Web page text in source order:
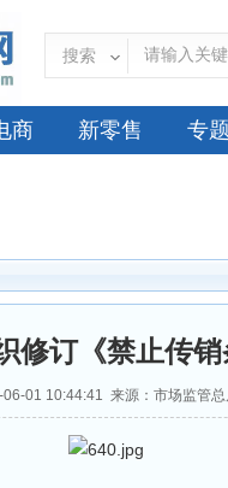
搜索
商 新零售 专
修订《禁止传
06-01 10:44:41 来源：市场监管